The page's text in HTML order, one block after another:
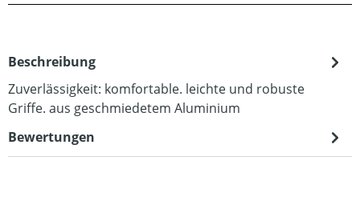
Beschreibung
Zuverlässigkeit: komfortable. leichte und robuste
Griffe. aus geschmiedetem Aluminium
Bewertungen